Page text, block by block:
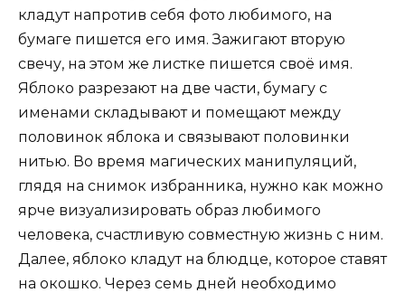
кладут напротив себя фото любимого, на
бумаге пишется его имя. Зажигают вторую
свечу, на этом же листке пишется своё имя.
Яблоко разрезают на две части, бумагу с
именами складывают и помещают между
половинок яблока и связывают половинки
нитью. Во время магических манипуляций,
глядя на снимок избранника, нужно как можно
ярче визуализировать образ любимого
человека, счастливую совместную жизнь с ним.
Далее, яблоко кладут на блюдце, которое ставят
на окошко. Через семь дней необходимо